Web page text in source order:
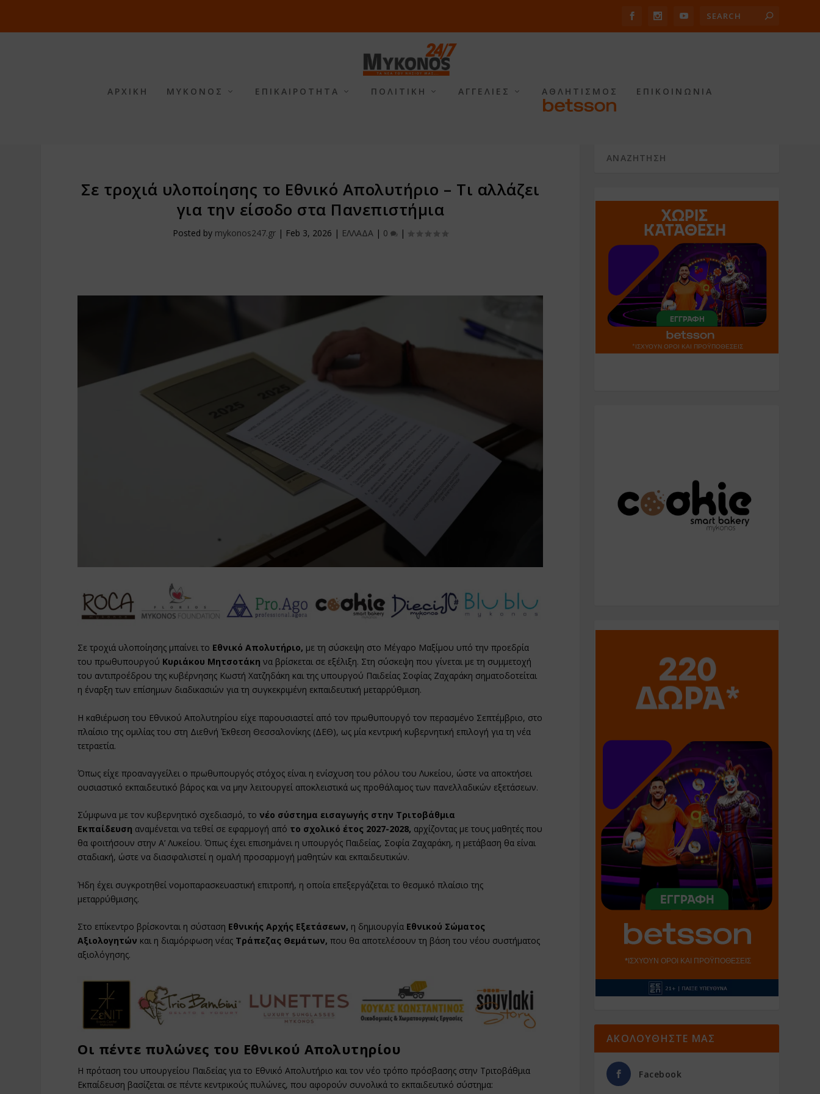
ΑΡΧΙΚΗ ΜΥΚΟΝΟΣ ΕΠΙΚΑΙΡΟΤΗΤΑ ΠΟΛΙΤΙΚΗ ΑΓΓΕΛΙΕΣ ΑΘΛΗΤΙΣΜΟΣ ΕΠΙΚΟΙΝΩΝΙΑ
Σε τροχιά υλοποίησης το Εθνικό Απολυτήριο – Τι αλλάζει
για την είσοδο στα Πανεπιστήμια
Posted by mykonos247.gr | Feb 3, 2026 | ΕΛΛΑΔΑ | 0 |
Σε τροχιά υλοποίησης μπαίνει το Εθνικό Απολυτήριο, με τη σύσκεψη στο Μέγαρο Μαξίμου υπό την προεδρία
του πρωθυπουργού Κυριάκου Μητσοτάκη να βρίσκεται σε εξέλιξη. Στη σύσκεψη που γίνεται με τη συμμετοχή
του αντιπροέδρου της κυβέρνησης Κωστή Χατζηδάκη και της υπουργού Παιδείας Σοφίας Ζαχαράκη σηματοδοτείται
η έναρξη των επίσημων διαδικασιών για τη συγκεκριμένη εκπαιδευτική μεταρρύθμιση.
Η καθιέρωση του Εθνικού Απολυτηρίου είχε παρουσιαστεί από τον πρωθυπουργό τον περασμένο Σεπτέμβριο, στο
πλαίσιο της ομιλίας του στη Διεθνή Έκθεση Θεσσαλονίκης (ΔΕΘ), ως μία κεντρική κυβερνητική επιλογή για τη νέα
τετραετία.
Όπως είχε προαναγγείλει ο πρωθυπουργός στόχος είναι η ενίσχυση του ρόλου του Λυκείου, ώστε να αποκτήσει
ουσιαστικό εκπαιδευτικό βάρος και να μην λειτουργεί αποκλειστικά ως προθάλαμος των πανελλαδικών εξετάσεων.
Σύμφωνα με τον κυβερνητικό σχεδιασμό, το νέο σύστημα εισαγωγής στην Τριτοβάθμια
Εκπαίδευση αναμένεται να τεθεί σε εφαρμογή από το σχολικό έτος 2027-2028, αρχίζοντας με τους μαθητές που
θα φοιτήσουν στην Α’ Λυκείου. Όπως έχει επισημάνει η υπουργός Παιδείας, Σοφία Ζαχαράκη, η μετάβαση θα είναι
σταδιακή, ώστε να διασφαλιστεί η ομαλή προσαρμογή μαθητών και εκπαιδευτικών.
Ήδη έχει συγκροτηθεί νομοπαρασκευαστική επιτροπή, η οποία επεξεργάζεται το θεσμικό πλαίσιο της
μεταρρύθμισης.
Στο επίκεντρο βρίσκονται η σύσταση Εθνικής Αρχής Εξετάσεων, η δημιουργία Εθνικού Σώματος
Αξιολογητών και η διαμόρφωση νέας Τράπεζας Θεμάτων, που θα αποτελέσουν τη βάση του νέου συστήματος
αξιολόγησης.
Οι πέντε πυλώνες του Εθνικού Απολυτηρίου
Η πρόταση του υπουργείου Παιδείας για το Εθνικό Απολυτήριο και τον νέο τρόπο πρόσβασης στην Τριτοβάθμια
Εκπαίδευση βασίζεται σε πέντε κεντρικούς πυλώνες, που αφορούν συνολικά το εκπαιδευτικό σύστημα:
ΑΚΟΛΟΥΘΗΣΤΕ ΜΑΣ
Facebook